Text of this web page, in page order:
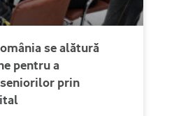
se alătură
pentru a
prin